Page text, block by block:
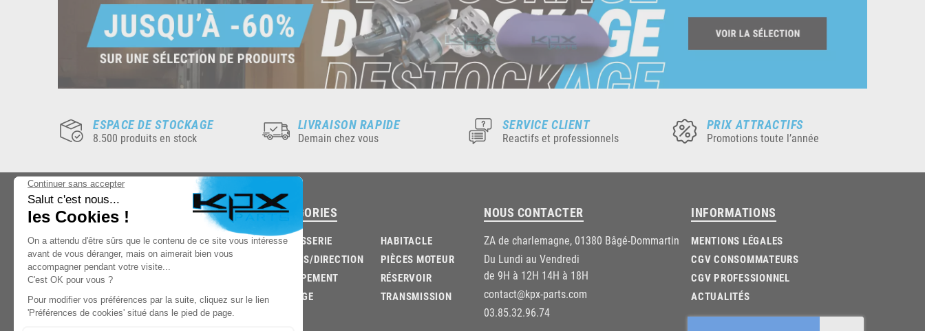
ESPACE DE STOCKAGE
8.500 produits en stock
LIVRAISON RAPIDE
Demain chez vous
SERVICE CLIENT
Reactifs et professionnels
PRIX ATTRACTIFS
Promotions toute l’année
03.85.32.96.74
© 2026 -KPX PARTS- SITE CRÉÉ PARLET'S CLIC
CATÉGORIES
CARROSSERIE
CHASSIS/DIRECTION
ECHAPPEMENT
FREINAGE
HABITACLE
PIÈCES MOTEUR
RÉSERVOIR
TRANSMISSION
NOUS CONTACTER
ZA de charlemagne, 01380 Bâgé-Dommartin
Du Lundi au Vendredi
de 9H à 12H 14H à 18H
contact@kpx-parts.com
03.85.32.96.74
INFORMATIONS
MENTIONS LÉGALES
CGV CONSOMMATEURS
CGV PROFESSIONNEL
ACTUALITÉS